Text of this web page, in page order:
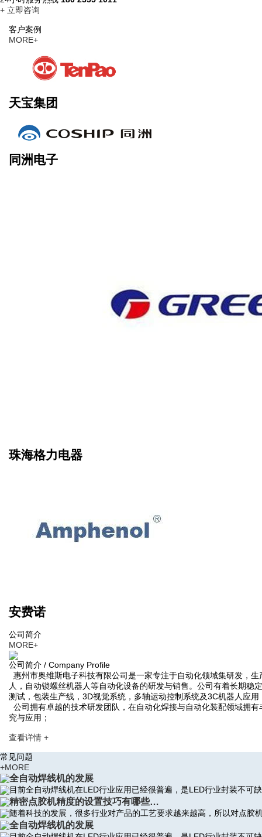
+ 立即咨询
客户案例
MORE+
天宝集团
同洲电子
珠海格力电器
安费诺
公司简介
MORE+
公司简介 / Company Profile
惠州市奥维斯电子科技有限公司是一家专注于自动化领域集研发，
人，自动锁螺丝机器人等自动化设备的研发与销售。公司有着长期
测试，包装生产线，3D视觉系统，多轴运动控制系统及3C机器人应
公司拥有卓越的技术研发团队，在自动化焊接与自动化装配领域拥
究与应用；
查看详情 +
常见问题
+MORE
全自动焊线机的发展
目前全自动焊线机在LED行业应用已经很普遍，是LED行业封装不可
精密点胶机精度的设置技巧有哪些…
随着科技的发展，很多行业对产品的工艺要求越来越高，所以对点胶
全自动焊线机的发展